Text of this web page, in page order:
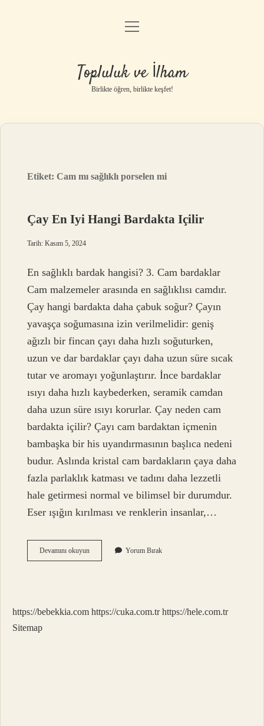
Anasayfa
Gizlilik Politikası
Yasal Uyarı
menüyü
Topluluk ve İlham
Birlikte öğren, birlikte keşfet!
Etiket:Cam mı sağlıklı porselen mi
Çay En Iyi Hangi Bardakta Içilir
Tarih: Kasım 5, 2024
En sağlıklı bardak hangisi? 3. Cam bardaklar
Cam malzemeler arasında en sağlıklısı camdır.
Çay hangi bardakta daha çabuk soğur? Çayın
yavaşça soğumasına izin verilmelidir: geniş
ağızlı bir fincan çayı daha hızlı soğuturken,
uzun ve dar bardaklar çayı daha uzun süre sıcak
tutar ve aromayı yoğunlaştırır. İnce bardaklar
ısıyı daha hızlı kaybederken, seramik camdan
daha uzun süre ısıyı korurlar. Çay neden cam
bardakta içilir? Çayı cam bardaktan içmenin
bambaşka bir his uyandırmasının başlıca nedeni
budur. Aslında kristal cam bardakların çaya daha
fazla parlaklık katması ve tadını daha lezzetli
hale getirmesi normal ve bilimsel bir durumdur.
Eser ışığın kırılması ve renklerin insanlar,…
Devamını okuyunÇay
En
Yorum Bırak
https://bebekkia.com https://cuka.com.tr https://hele.com.tr
Sitemap